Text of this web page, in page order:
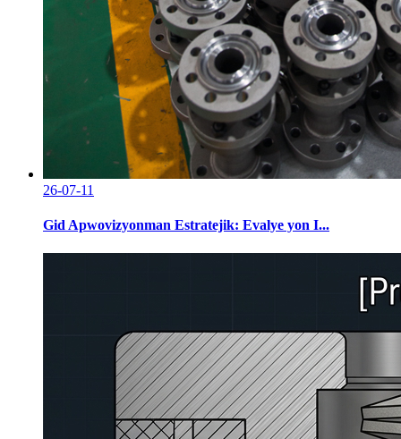
26-07-11
Gid Apwovizyonman Estratejik: Evalye yon I...